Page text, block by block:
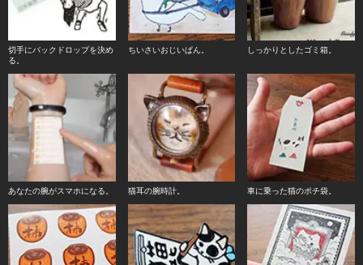
切手にバックドロップを決め
る。
ちいさいおじいぱん。 しっかりとしたゴミ箱。
あなたの腕がスマホになる。 猫耳の腕時計。 車に乗った猫のポチ袋。